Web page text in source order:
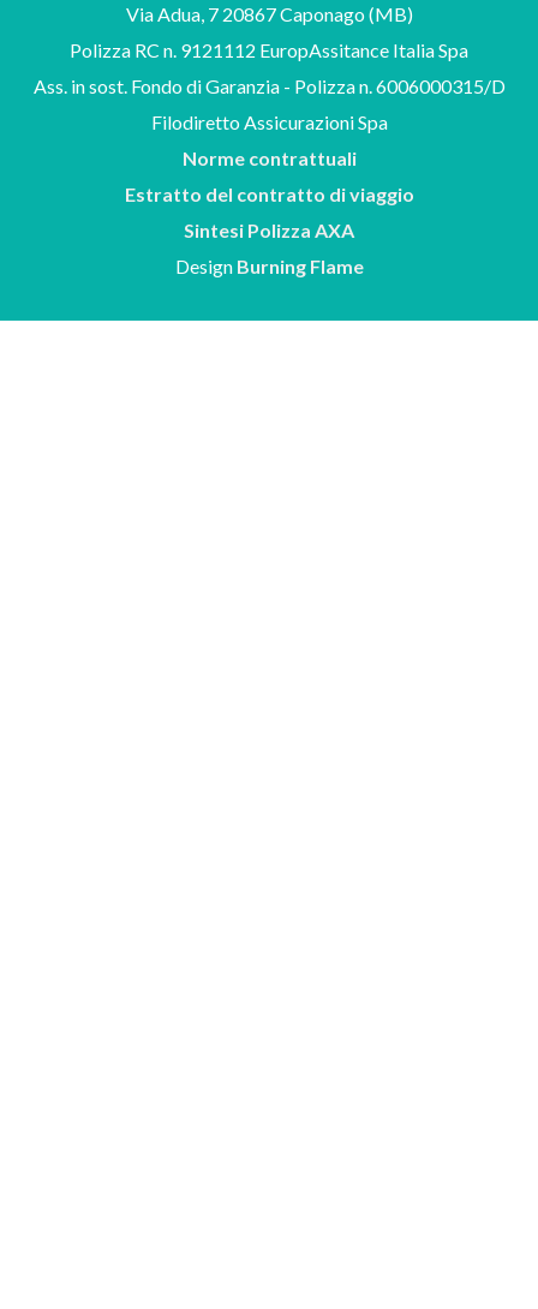
Via Adua, 7 20867 Caponago (MB)
Polizza RC n. 9121112 EuropAssitance Italia Spa
Ass. in sost. Fondo di Garanzia - Polizza n. 6006000315/D
Filodiretto Assicurazioni Spa
Norme contrattuali
Estratto del contratto di viaggio
Sintesi Polizza AXA
Design Burning Flame